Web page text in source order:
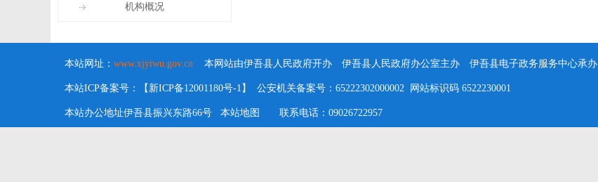
机构概况
本站网址： www.xjyiwu.gov.cn 本网站由伊吾县人民政府开办 伊吾县人民政府办公室主办 伊吾县电子政务服务中心承办
本站ICP备案号：【新ICP备12001180号-1】 公安机关备案号：65222302000002 网站标识码 6522230001
本站办公地址伊吾县振兴东路66号 本站地图 联系电话：09026722957